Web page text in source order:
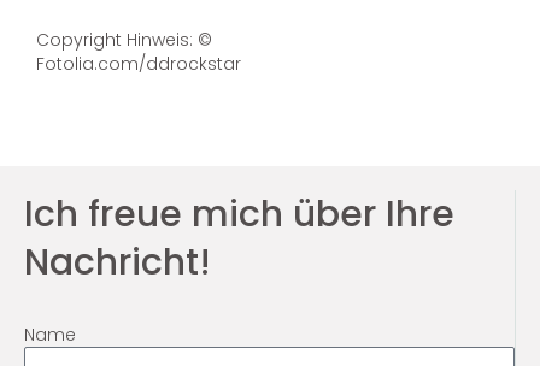
Copyright Hinweis: ©
Fotolia.com/ddrockstar
Ich freue mich über Ihre
Nachricht!
Name